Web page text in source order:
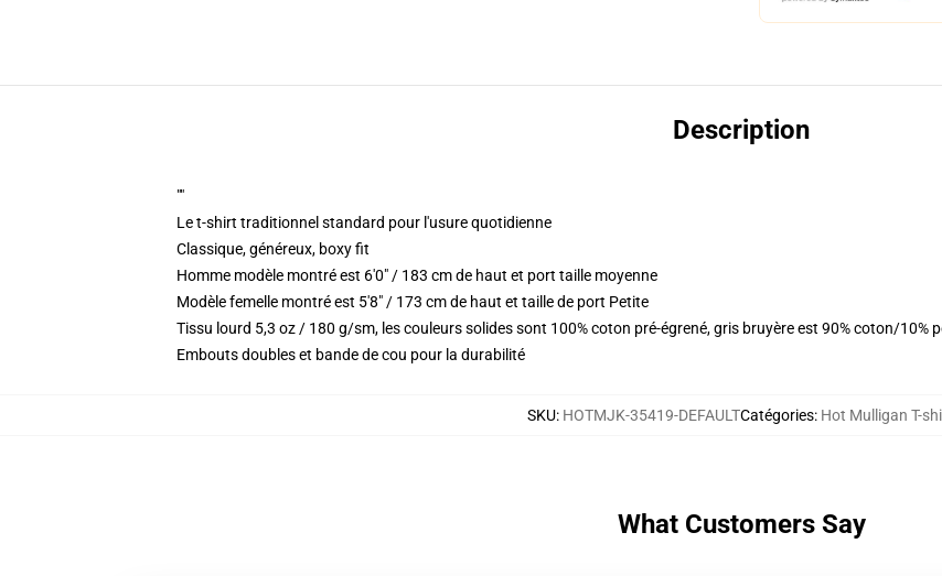
Description
""
Le t-shirt traditionnel standard pour l'usure quotidienne
Classique, généreux, boxy fit
Homme modèle montré est 6'0" / 183 cm de haut et port taille moyenne
Modèle femelle montré est 5'8" / 173 cm de haut et taille de port Petite
Tissu lourd 5,3 oz / 180 g/sm, les couleurs solides sont 100% coton pré-égrené, gris bruyère est 90% coton/10%
Embouts doubles et bande de cou pour la durabilité
SKU: HOTMJK-35419-DEFAULTCatégories: Hot Mulligan T-
What Customers Say